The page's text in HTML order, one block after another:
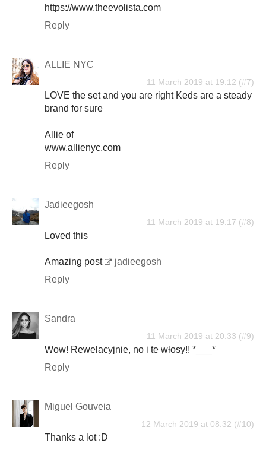
https://www.theevolista.com
Reply
ALLIE NYC
11 March 2019 at 19:12
LOVE the set and you are right Keds are a steady
brand for sure
Allie of
www.allienyc.com
Reply
Jadieegosh
11 March 2019 at 19:17
Loved this
Amazing post
jadieegosh
Reply
Sandra
11 March 2019 at 20:33
Wow! Rewelacyjnie, no i te włosy!! *___*
Reply
Miguel Gouveia
12 March 2019 at 08:32
Thanks a lot :D